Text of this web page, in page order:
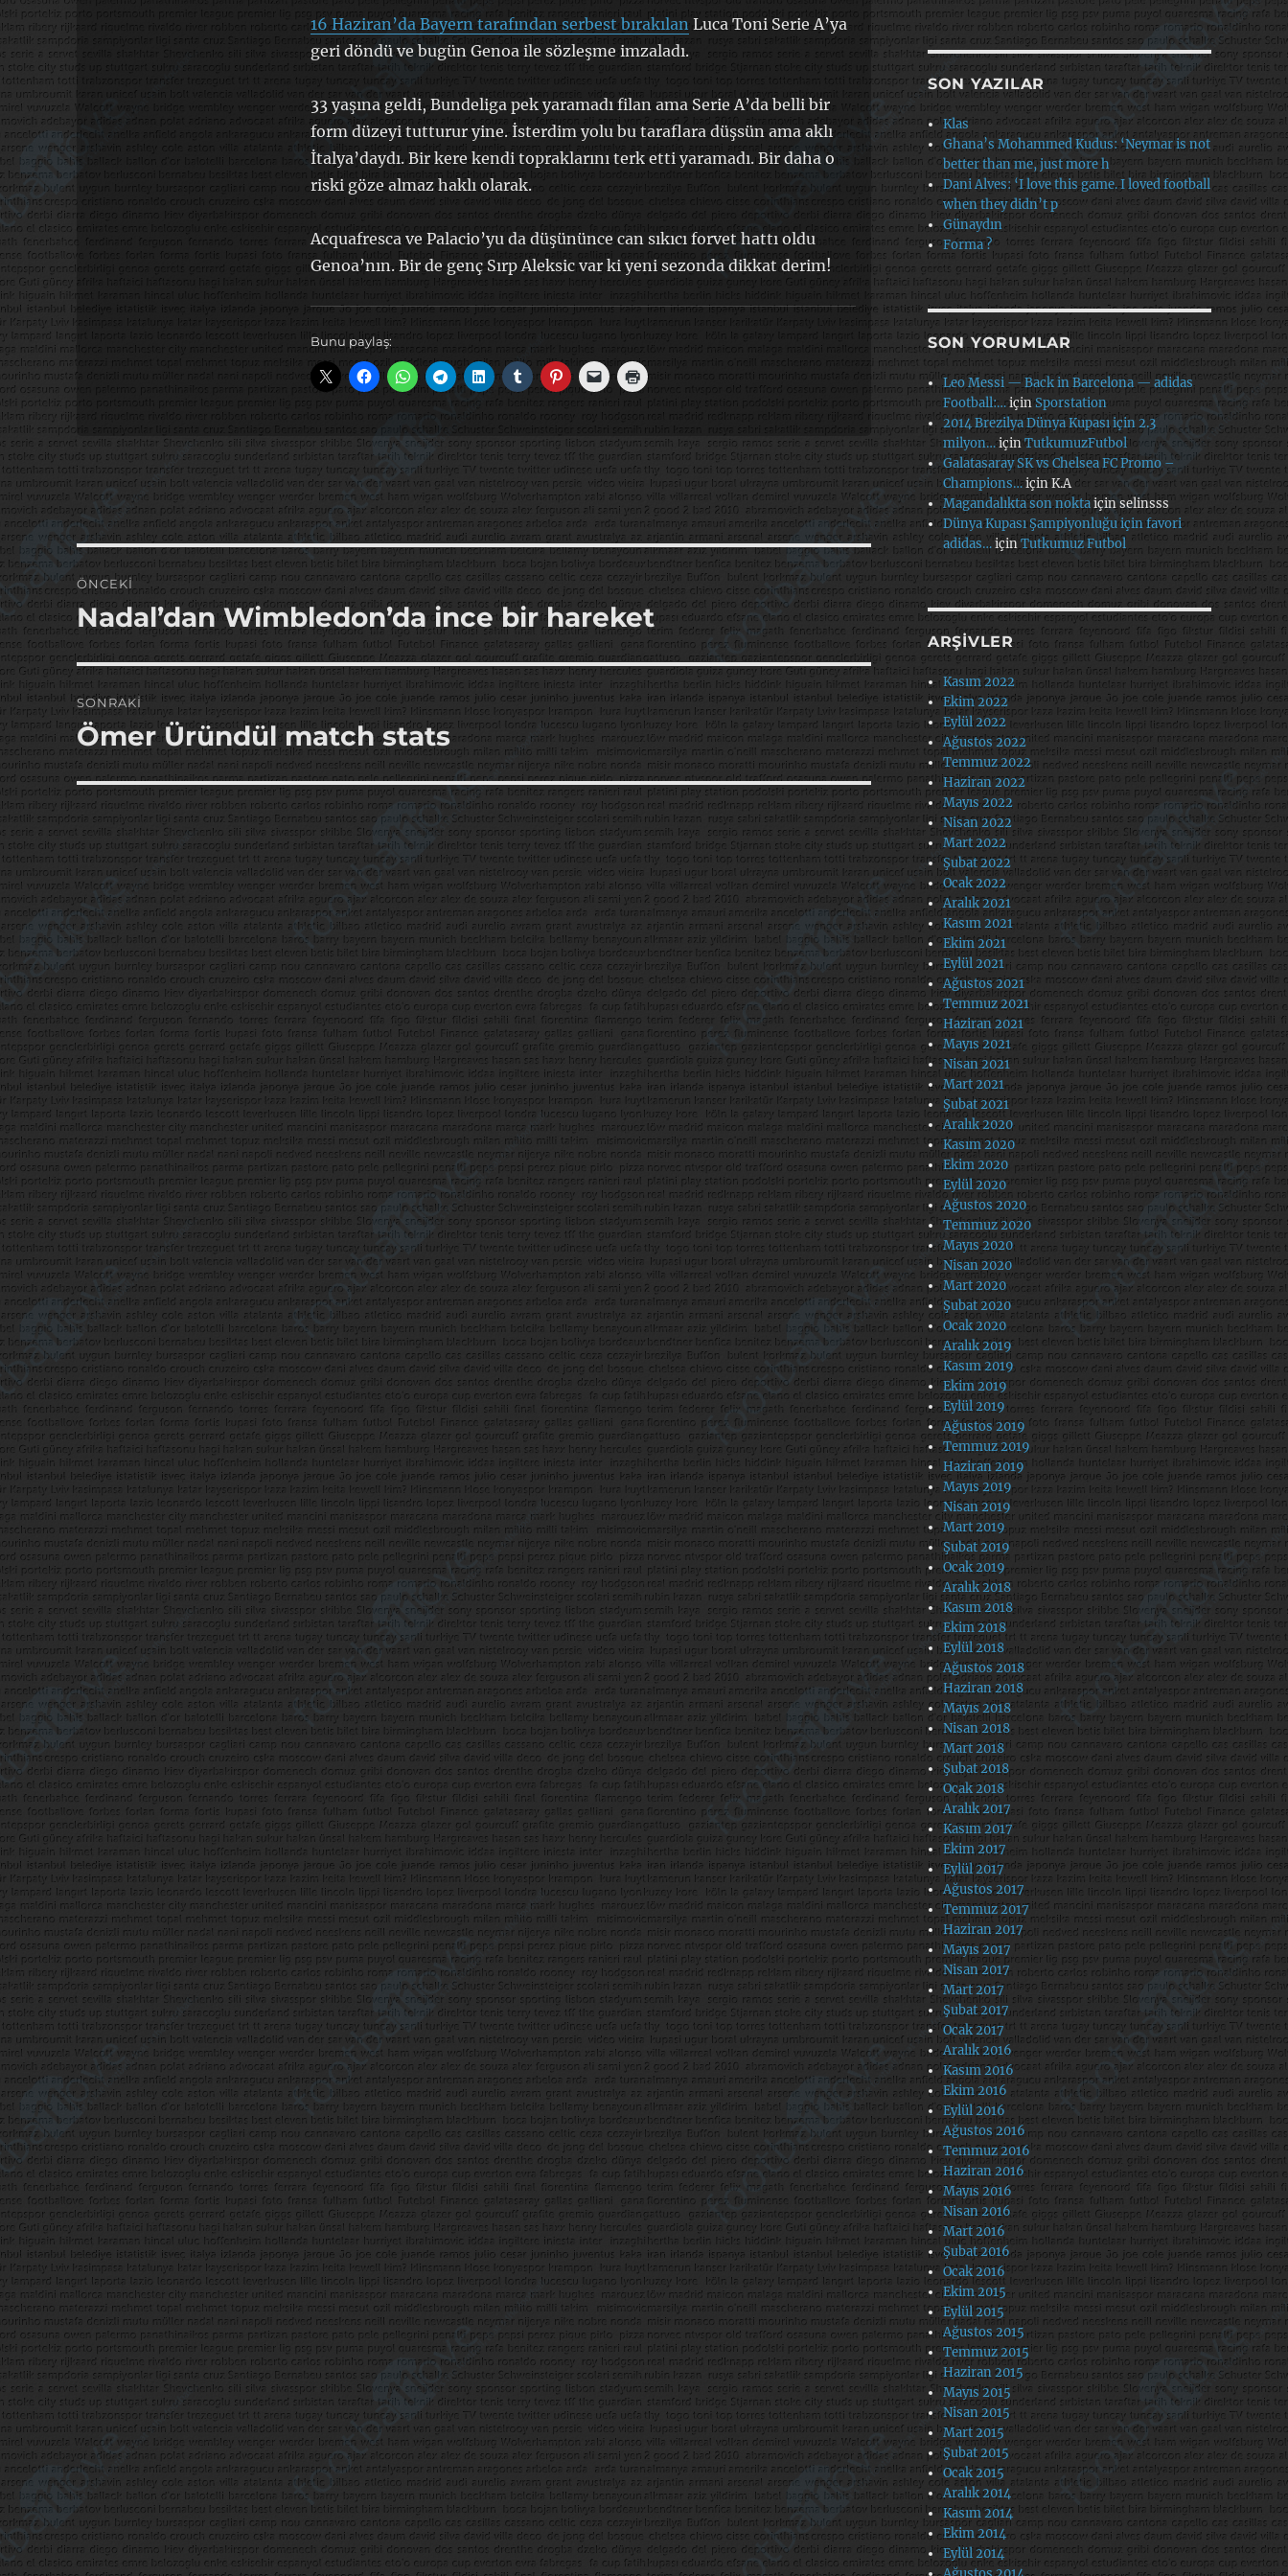
16 Haziran’da Bayern tarafından serbest bırakılanLuca Toni Serie A’ya
geri döndü ve bugün Genoa ile sözleşme imzaladı.
33 yaşına geldi, Bundeliga pek yaramadı filan ama Serie A’da belli bir
form düzeyi tutturur yine. İsterdim yolu bu taraflara düşsün ama aklı
İtalya’daydı. Bir kere kendi topraklarını terk etti yaramadı. Bir daha o
riski göze almaz haklı olarak.
Acquafresca ve Palacio’yu da düşününce can sıkıcı forvet hattı oldu
Genoa’nın. Bir de genç Sırp Aleksic var ki yeni sezonda dikkat derim!
Bunu paylaş:
Yazı
gezinmesi
ÖNCEKI
Önceki
yazı:
Nadal’dan Wimbledon’da ince bir hareket
SONRAKI
Sonraki
yazı:
Ömer Üründül match stats
SON YAZILAR
Klas
Ghana’s Mohammed Kudus: ‘Neymar is not
better than me, just more h
Dani Alves: ‘I love this game. I loved football
when they didn’t p
Günaydın
Forma ?
SON YORUMLAR
Leo Messi — Back in Barcelona — adidas
Football:…içinSporstation
2014 Brezilya Dünya Kupası için 2.3
milyon…içinTutkumuzFutbol
Galatasaray SK vs Chelsea FC Promo –
Champions…içinK.A
Magandalıkta son noktaiçinselinsss
Dünya Kupası Şampiyonluğu için favori
adidas…içinTutkumuz Futbol
ARŞIVLER
Kasım 2022
Ekim 2022
Eylül 2022
Ağustos 2022
Temmuz 2022
Haziran 2022
Mayıs 2022
Nisan 2022
Mart 2022
Şubat 2022
Ocak 2022
Aralık 2021
Kasım 2021
Ekim 2021
Eylül 2021
Ağustos 2021
Temmuz 2021
Haziran 2021
Mayıs 2021
Nisan 2021
Mart 2021
Şubat 2021
Aralık 2020
Kasım 2020
Ekim 2020
Eylül 2020
Ağustos 2020
Temmuz 2020
Mayıs 2020
Nisan 2020
Mart 2020
Şubat 2020
Ocak 2020
Aralık 2019
Kasım 2019
Ekim 2019
Eylül 2019
Ağustos 2019
Temmuz 2019
Haziran 2019
Mayıs 2019
Nisan 2019
Mart 2019
Şubat 2019
Ocak 2019
Aralık 2018
Kasım 2018
Ekim 2018
Eylül 2018
Ağustos 2018
Haziran 2018
Mayıs 2018
Nisan 2018
Mart 2018
Şubat 2018
Ocak 2018
Aralık 2017
Kasım 2017
Ekim 2017
Eylül 2017
Ağustos 2017
Temmuz 2017
Haziran 2017
Mayıs 2017
Nisan 2017
Mart 2017
Şubat 2017
Ocak 2017
Aralık 2016
Kasım 2016
Ekim 2016
Eylül 2016
Ağustos 2016
Temmuz 2016
Haziran 2016
Mayıs 2016
Nisan 2016
Mart 2016
Şubat 2016
Ocak 2016
Ekim 2015
Eylül 2015
Ağustos 2015
Temmuz 2015
Haziran 2015
Mayıs 2015
Nisan 2015
Mart 2015
Şubat 2015
Ocak 2015
Aralık 2014
Kasım 2014
Ekim 2014
Eylül 2014